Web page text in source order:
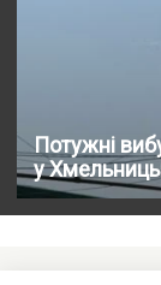
Потужні
у